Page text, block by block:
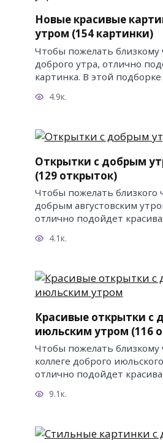
Новые красивые
утром (154 картинки)
Чтобы пожелать близкому
доброго утра, отлично
картинка. В этой
4.9к.
Открытки с добрым
(129 открыток)
Чтобы пожелать близкого
добрым августовским
отлично подойдет
4.1к.
Красивые открытки с
июльским утром (116
Чтобы пожелать близкому
коллеге доброго
отлично подойдет
9.1к.